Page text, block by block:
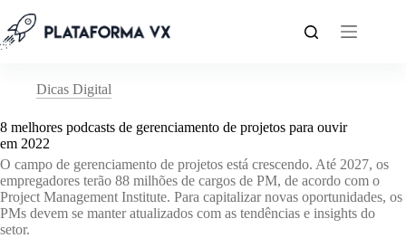
para
o
Dicas Digital
8 melhores podcasts de gerenciamento de projetos para ouvir
em 2022
O campo de gerenciamento de projetos está crescendo. Até 2027, os
empregadores terão 88 milhões de cargos de PM, de acordo com o
Project Management Institute. Para capitalizar novas oportunidades, os
PMs devem se manter atualizados com as tendências e insights do
setor.